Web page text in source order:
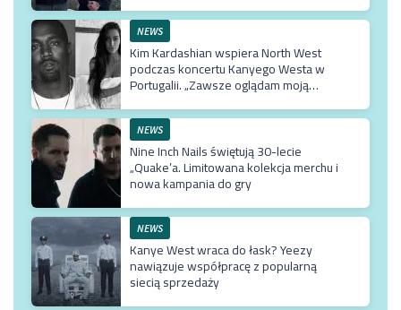
NEWS
Kim Kardashian wspiera North West
podczas koncertu Kanyego Westa w
Portugalii. „Zawsze oglądam moją
NEWS
Nine Inch Nails świętują 30-lecie
„Quake’a. Limitowana kolekcja merchu i
nowa kampania do gry
NEWS
Kanye West wraca do łask? Yeezy
nawiązuje współpracę z popularną
siecią sprzedaży